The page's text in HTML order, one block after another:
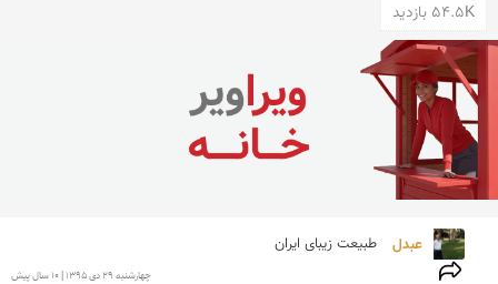
54.5K بازدید
عبدل طبیعت زیبای ایران
چهارشنبه 29 دی 1395 | 10 سال پیش